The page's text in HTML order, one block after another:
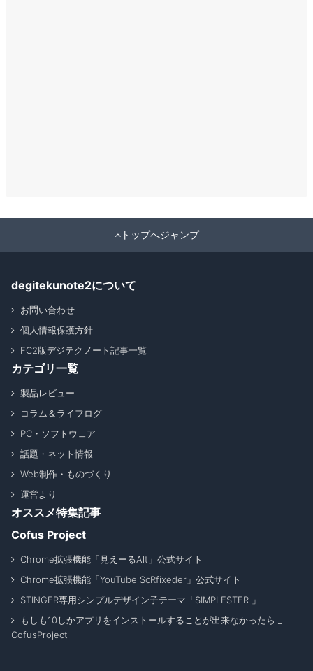
トップへジャンプ
degitekunote2について
お問い合わせ
個人情報保護方針
FC2版デジテクノート記事一覧
カテゴリ一覧
製品レビュー
コラム＆ライフログ
PC・ソフトウェア
話題・ネット情報
Web制作・ものづくり
運営より
オススメ特集記事
Cofus Project
Chrome拡張機能「見えーるAlt」公式サイト
Chrome拡張機能「YouTube ScRfixeder」公式サイト
STINGER専用シンプルデザイン子テーマ「SIMPLESTER 」
もしも10しかアプリをインストールすることが出来なかったら _
CofusProject